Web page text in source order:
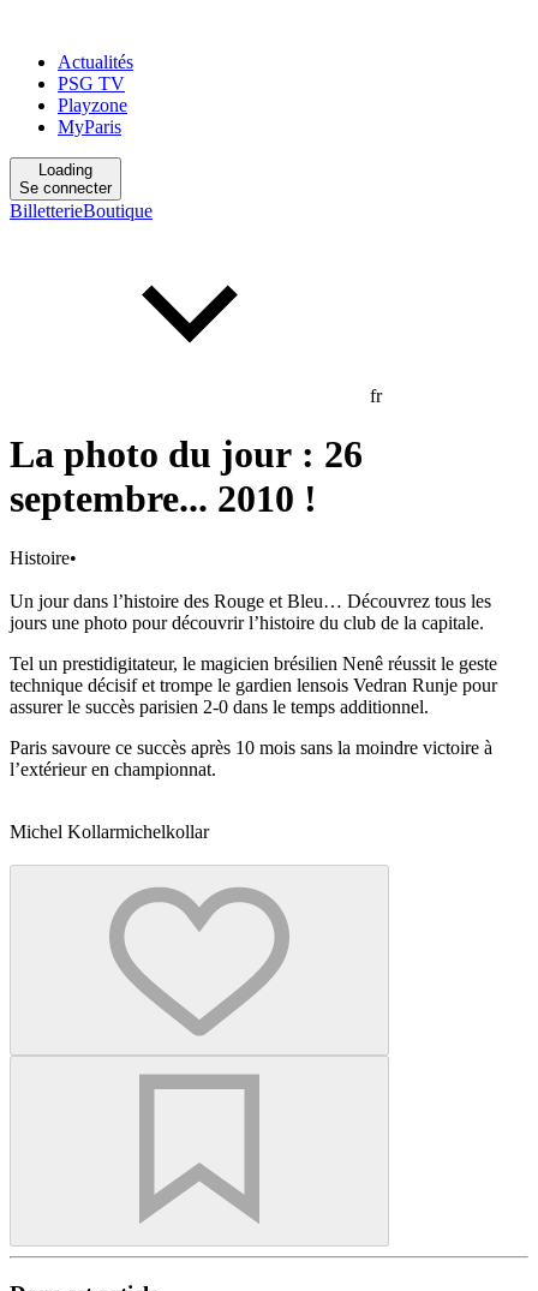
Actualités
PSG TV
Playzone
MyParis
Loading
Se connecter
BilletterieBoutique
fr
La photo du jour : 26
septembre... 2010 !
Histoire•
Un jour dans l’histoire des Rouge et Bleu… Découvrez tous les
jours une photo pour découvrir l’histoire du club de la capitale.
Tel un prestidigitateur, le magicien brésilien Nenê réussit le geste
technique décisif et trompe le gardien lensois Vedran Runje pour
assurer le succès parisien 2-0 dans le temps additionnel.
Paris savoure ce succès après 10 mois sans la moindre victoire à
l’extérieur en championnat.
Michel Kollarmichelkollar